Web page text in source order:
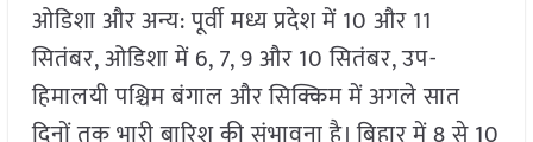
ओडिशा और अन्य: पूर्वी मध्य प्रदेश में 10 और 11
सितंबर, ओडिशा में 6, 7, 9 और 10 सितंबर, उप-
हिमालयी पश्चिम बंगाल और सिक्किम में अगले सात